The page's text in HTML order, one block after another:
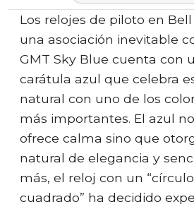
Los relojes de piloto en Bell
una asociación inevitable
GMT Sky Blue cuenta con
carátula azul que celebra
natural con uno de los
más importantes. El azul
ofrece calma sino que
natural de elegancia y
más, el reloj con un
cuadrado” ha decidido